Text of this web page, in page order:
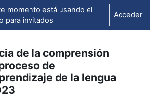
momento está usando el
para invitados
Acceder
de la comprensión
de
de la lengua